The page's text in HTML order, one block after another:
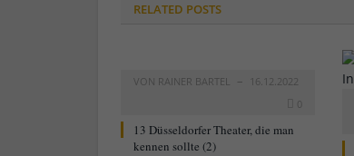
RELATED POSTS
VON RAINER BARTEL
16.12.2022
0
13 Düsseldorfer Theater, die man
kennen sollte (2)